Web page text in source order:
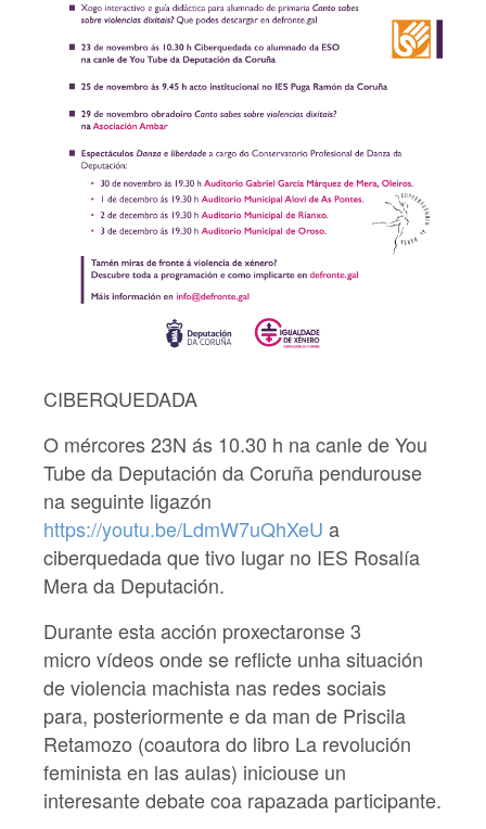
CIBERQUEDADA
O mércores 23N ás 10.30 h na canle de You
Tube da Deputación da Coruña pendurouse
na seguinte ligazón
https://youtu.be/LdmW7uQhXeU a
ciberquedada que tivo lugar no IES Rosalía
Mera da Deputación.
Durante esta acción proxectaronse 3
micro vídeos onde se reflicte unha situación
de violencia machista nas redes sociais
para, posteriormente e da man de Priscila
Retamozo (coautora do libro La revolución
feminista en las aulas) iniciouse un
interesante debate coa rapazada participante.